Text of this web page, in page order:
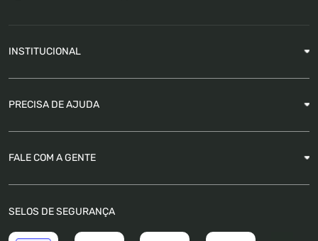
INSTITUCIONAL
PRECISA DE AJUDA
FAQ
Trocas e Devoluções
FALE COM A GENTE
SELOS DE SEGURANÇA